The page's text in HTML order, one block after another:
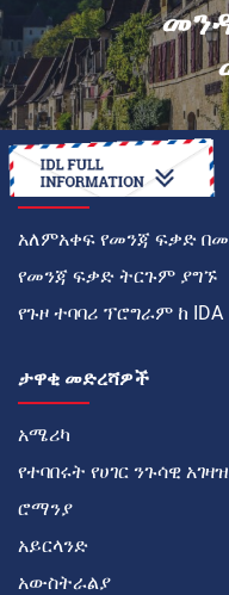
እንዴት
አለምአቀፍ የመንጃ ፍቃድ
የመንጃ ፍቃድ ትርጉም ያግኙ
የጉዞ ተባባሪ ፕሮግራም ከ IDA
ታዋቂ መድረሻዎች
አሜሪካ
የተባበሩት የሀገር ንጉሳዊ አገዛዝ
ሮማንያ
አይርላንድ
አውስትራልያ